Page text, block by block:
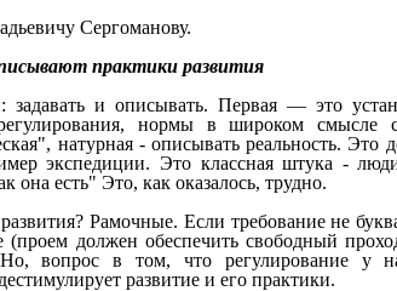
Сергоманову.
практики развития
и описывать. Первая — это
регулирования, нормы в широком смысле
натурная - описывать реальность. Это
экспедиции. Это классная штука -
она есть" Это, как оказалось, трудно.
Рамочные. Если требование не
должен обеспечить свободный
Но, вопрос в том, что регулирование у
развитие и его практики.